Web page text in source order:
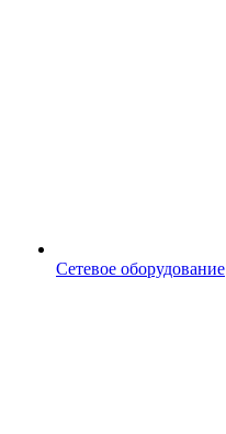
Сетевое оборудование